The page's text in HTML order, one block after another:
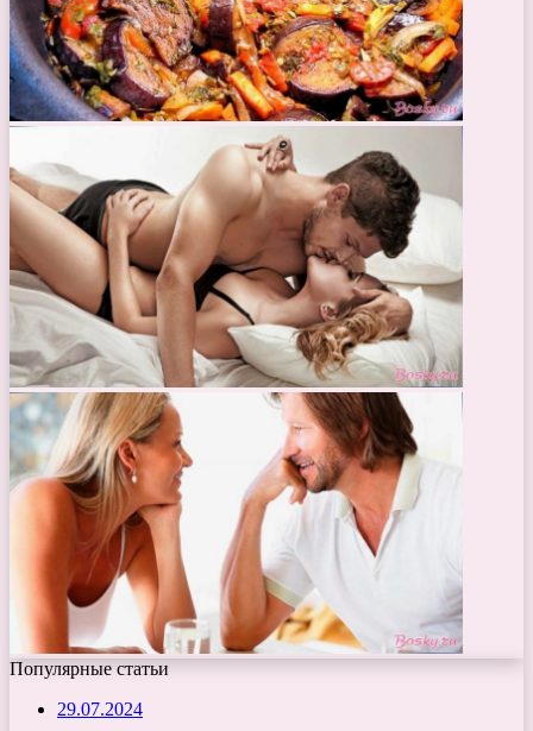
Популярные статьи
29.07.2024